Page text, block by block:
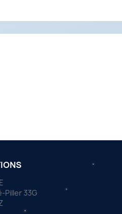
Piller 33G